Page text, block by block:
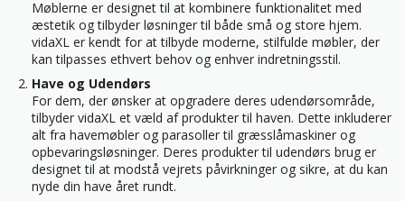
Møblerne er designet til at kombinere funktionalitet med
æstetik og tilbyder løsninger til både små og store hjem.
vidaXL er kendt for at tilbyde moderne, stilfulde møbler, der
kan tilpasses ethvert behov og enhver indretningsstil.
Have og Udendørs
For dem, der ønsker at opgradere deres udendørsområde,
tilbyder vidaXL et væld af produkter til haven. Dette inkluderer
alt fra havemøbler og parasoller til græsslåmaskiner og
opbevaringsløsninger. Deres produkter til udendørs brug er
designet til at modstå vejrets påvirkninger og sikre, at du kan
nyde din have året rundt.